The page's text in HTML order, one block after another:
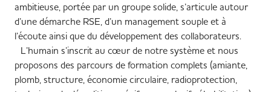
ambitieuse, portée par un groupe solide, s’articule autour
d’une démarche RSE, d’un management souple et à
l’écoute ainsi que du développement des collaborateurs.
L’humain s’inscrit au cœur de notre système et nous
proposons des parcours de formation complets (amiante,
plomb, structure, économie circulaire, radioprotection,